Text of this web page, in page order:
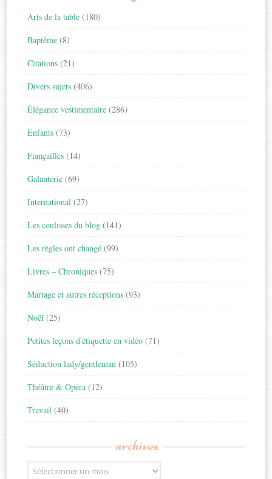
Arts de la table (180)
Baptême (8)
Citations (21)
Divers sujets (406)
Élégance vestimentaire (286)
Enfants (73)
Fiançailles (14)
Galanterie (69)
International (27)
Les coulisses du blog (141)
Les règles ont changé (99)
Livres – Chroniques (75)
Mariage et autres réceptions (93)
Noël (25)
Petites leçons d'étiquette en vidéo (71)
Séduction lady/gentleman (105)
Théâtre & Opéra (12)
Travail (40)
archives
Archives